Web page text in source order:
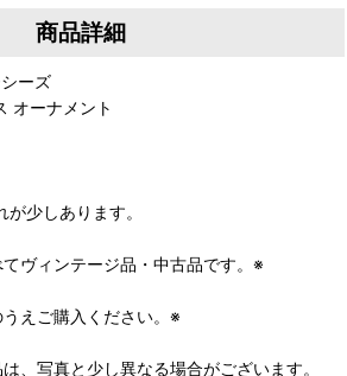
商品詳細
ーズ
オーナメント
が少しあります。
ヴィンテージ品・中古品です。※
えご購入ください。※
、写真と少し異なる場合がございます。